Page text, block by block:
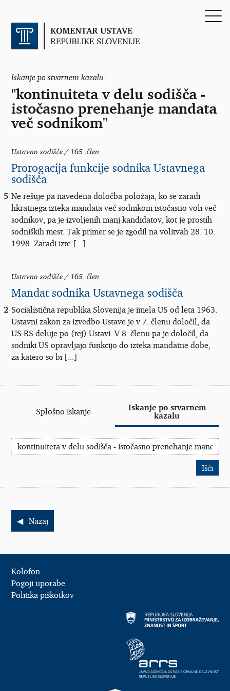
Iskanje po stvarnem kazalu:
"kontinuiteta v delu sodišča -
istočasno prenehanje mandata
več sodnikom"
Ustavno sodišče / 165. člen
Prorogacija funkcije sodnika Ustavnega
sodišča
5 Ne rešuje pa navedena določba položaja, ko se zaradi
hkratnega izteka mandata več sodnikom istočasno voli več
sodnikov, pa je izvoljenih manj kandidatov, kot je prostih
sodniških mest. Tak primer se je zgodil na volitvah 28. 10.
1998. Zaradi izte [...]
Ustavno sodišče / 165. člen
Mandat sodnika Ustavnega sodišča
2 Socialistična republika Slovenija je imela US od leta 1963.
Ustavni zakon za izvedbo Ustave je v 7. členu določil, da
US RS deluje po (tej) Ustavi. V 8. členu pa je določil, da
sodniki US opravljajo funkcijo do izteka mandatne dobe,
za katero so bi [...]
Splošno iskanje
Iskanje po stvarnem
kazalu
Nazaj
Kolofon
Pogoji uporabe
Politika piškotkov